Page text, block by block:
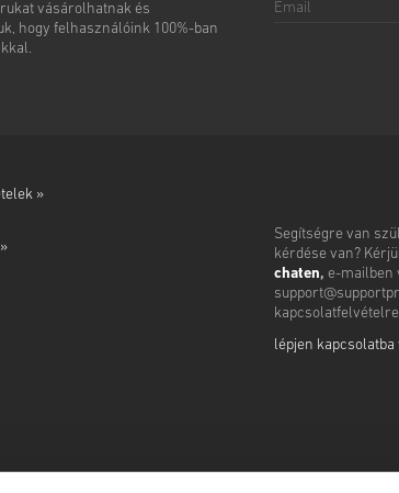
vásárolhatnak és
hogy felhasználóink 100%-ban
»
Segítségre van
kérdése van?
chaten, e-mailben
lépjen kapcsolatba